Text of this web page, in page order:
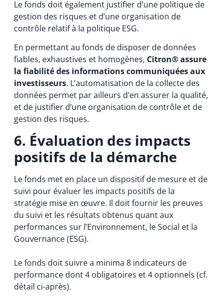
Le fonds doit également justifier d’une politique de
gestion des risques et d’une organisation de
contrôle relatif à la politique ESG.
En permettant au fonds de disposer de données
fiables, exhaustives et homogènes, Citron®assure
la fiabilité des informations communiquées aux
investisseurs. L’automatisation de la collecte des
données permet par ailleurs d’en assurer la qualité,
et de justifier d’une organisation de contrôle et de
gestion des risques.
6. Évaluation des impacts
positifs de la démarche
Le fonds met en place un dispositif de mesure et de
suivi pour évaluer les impacts positifs de la
stratégie mise en œuvre. Il doit fournir les preuves
du suivi et les résultats obtenus quant aux
performances sur l’Environnement, le Social et la
Gouvernance (ESG).
Le fonds doit suivre a minima 8 indicateurs de
performance dont 4 obligatoires et 4 optionnels (cf.
détail ci-après).